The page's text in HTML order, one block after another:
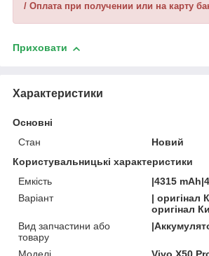
/ Оплата при получении или на карту
Приховати
Характеристики
Основні
Стан
Новий
Користувальницькі характеристики
Емкість
|4315
Варіант
| оригінал
оригінал
Вид запчастини або
товару
Моделі
Vivo X50